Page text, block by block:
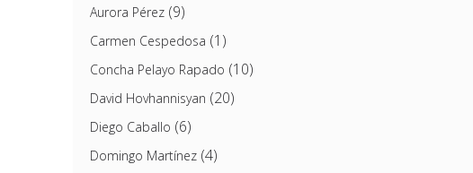
Aurora Pérez(9)
Carmen Cespedosa (1)
Concha Pelayo Rapado (10)
David Hovhannisyan (20)
Diego Caballo (6)
Domingo Martínez(4)